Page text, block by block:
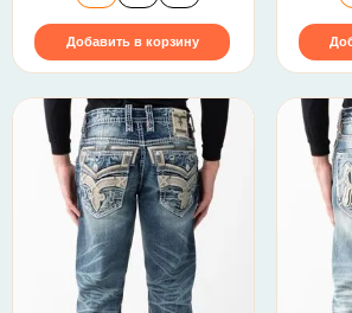
Добавить в корзину